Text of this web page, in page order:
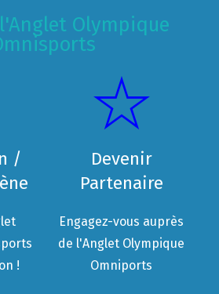
Olympique
/
!
Devenir
Partenaire
Engagez-vous auprès
de l'Anglet Olympique
Omniports